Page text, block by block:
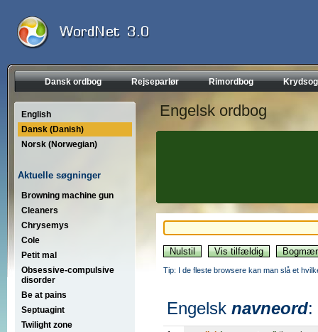
Dansk ordbog Rejseparlør Rimordbog
English
Dansk (Danish)
Norsk (Norwegian)
Aktuelle søgninger
Browning machine gun
Cleaners
Chrysemys
Cole
Petit mal
Obsessive-compulsive
disorder
Be at pains
Septuagint
Twilight zone
Engelsk ordbog
Tip: I de fleste browsere kan man slå et
Engelsk navneord: